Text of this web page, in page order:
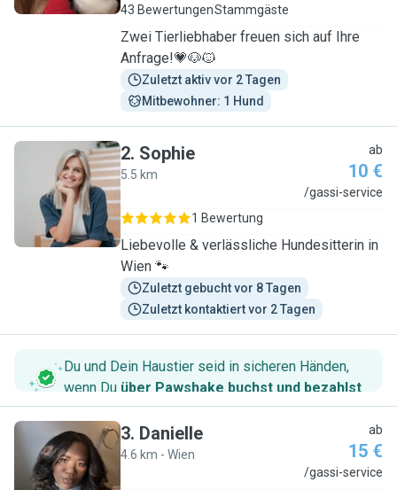
43 BewertungenStammgäste
Zwei Tierliebhaber freuen sich auf Ihre
Anfrage!💗🐶🐱
Zuletzt aktiv vor 2 Tagen
Mitbewohner: 1 Hund
S
2. Sophie
5.5 km
ab
10 €
/gassi-service
1 Bewertung
Liebevolle & verlässliche Hundesitterin in
Wien 🐾
Zuletzt gebucht vor 8 Tagen
Zuletzt kontaktiert vor 2 Tagen
Du und Dein Haustier seid in sicheren Händen,
wenn Du über Pawshake buchst und bezahlst.
D
3. Danielle
4.6 km - Wien
ab
15 €
/gassi-service